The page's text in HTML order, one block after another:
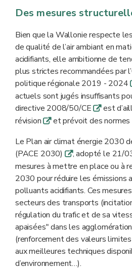
Des mesures
Bien que la Wallonie respecte
de qualité de l’air ambiant en
acidifiants, elle ambitionne de
plus strictes recommandées par
politique régionale 2019 - 2024
actuels sont jugés insuffisants
directive 2008/50/CEqest
révisionqet prévoit des normes
Le Plan air climat énergie 2030
(PACE 2030) q, adopté le 21/
mesures à mettre en place ou à
2030 pour réduire les émissions
polluants acidifiants. Ces
secteurs des transports
régulation du trafic et de sa
apaisées" dans les
(renforcement des valeurs limites
aux meilleures techniques
d’environnement…).